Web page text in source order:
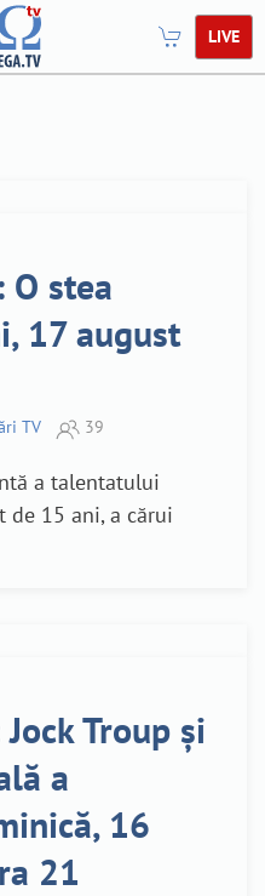
LIVE
O stea
17 august
TV 39
a talentatului
de 15 ani, a cărui
Jock Troup și
a
16
21